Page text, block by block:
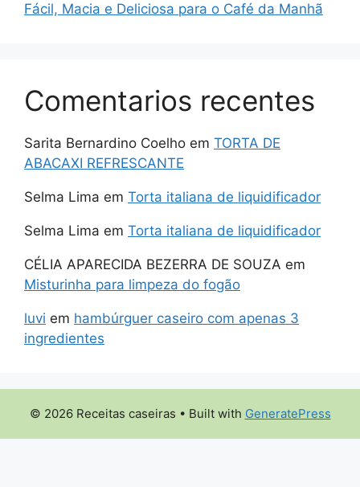
Fácil, Macia e Deliciosa para o Café da Manhã
Comentarios recentes
Sarita Bernardino Coelho em TORTA DE
ABACAXI REFRESCANTE
Selma Lima em Torta italiana de liquidificador
Selma Lima em Torta italiana de liquidificador
CÉLIA APARECIDA BEZERRA DE SOUZA em
Misturinha para limpeza do fogão
luvi em hambúrguer caseiro com apenas 3
ingredientes
© 2026 Receitas caseiras • Built with GeneratePress